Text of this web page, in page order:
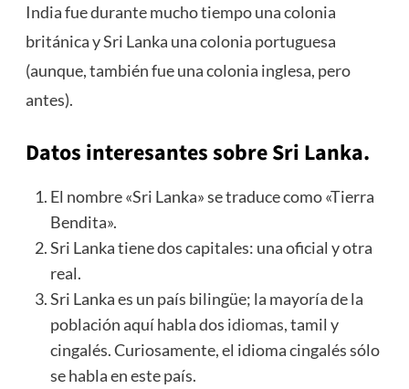
India fue durante mucho tiempo una colonia
británica y Sri Lanka una colonia portuguesa
(aunque, también fue una colonia inglesa, pero
antes).
Datos interesantes sobre Sri Lanka.
El nombre «Sri Lanka» se traduce como «Tierra
Bendita».
Sri Lanka tiene dos capitales: una oficial y otra
real.
Sri Lanka es un país bilingüe; la mayoría de la
población aquí habla dos idiomas, tamil y
cingalés. Curiosamente, el idioma cingalés sólo
se habla en este país.